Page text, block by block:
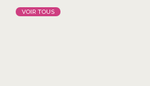
VOIR TOUS